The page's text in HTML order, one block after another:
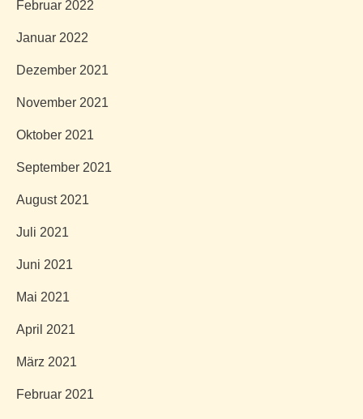
Februar 2022
Januar 2022
Dezember 2021
November 2021
Oktober 2021
September 2021
August 2021
Juli 2021
Juni 2021
Mai 2021
April 2021
März 2021
Februar 2021